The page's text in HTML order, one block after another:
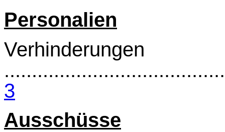
Personalien
Verhinderungen
3
Ausschüsse